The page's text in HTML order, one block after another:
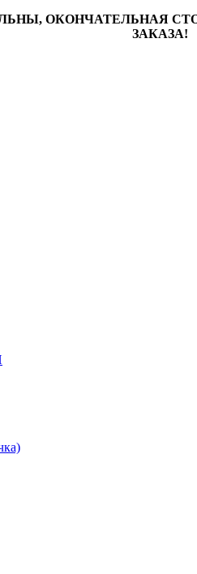
ОКОНЧАТЕЛЬНАЯ
ЗАКАЗА!